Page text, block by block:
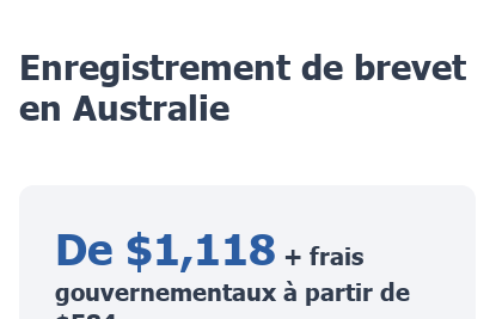
Enregistrement de brevet
en Australie
De $1,118 + frais
gouvernementaux à partir de